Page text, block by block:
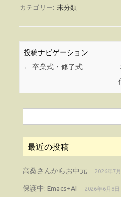
カテゴリー: 未分類
投稿ナビゲーション
← 卒業式・修了式
索:
最近の投稿
高桑さんからお中元 2026年7
保護中: Emacs+AI 2026年6月8日